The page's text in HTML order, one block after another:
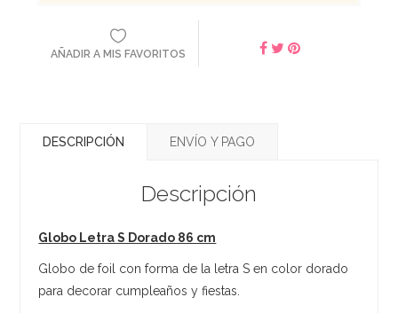
AÑADIR A MIS FAVORITOS
DESCRIPCIÓN ENVÍO Y PAGO
Descripción
Globo Letra S Dorado 86 cm
Globo de foil con forma de la letra S en color dorado
para decorar cumpleaños y fiestas.